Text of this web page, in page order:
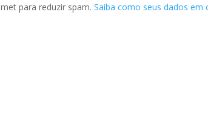
para reduzir spam.Saiba como seus dados